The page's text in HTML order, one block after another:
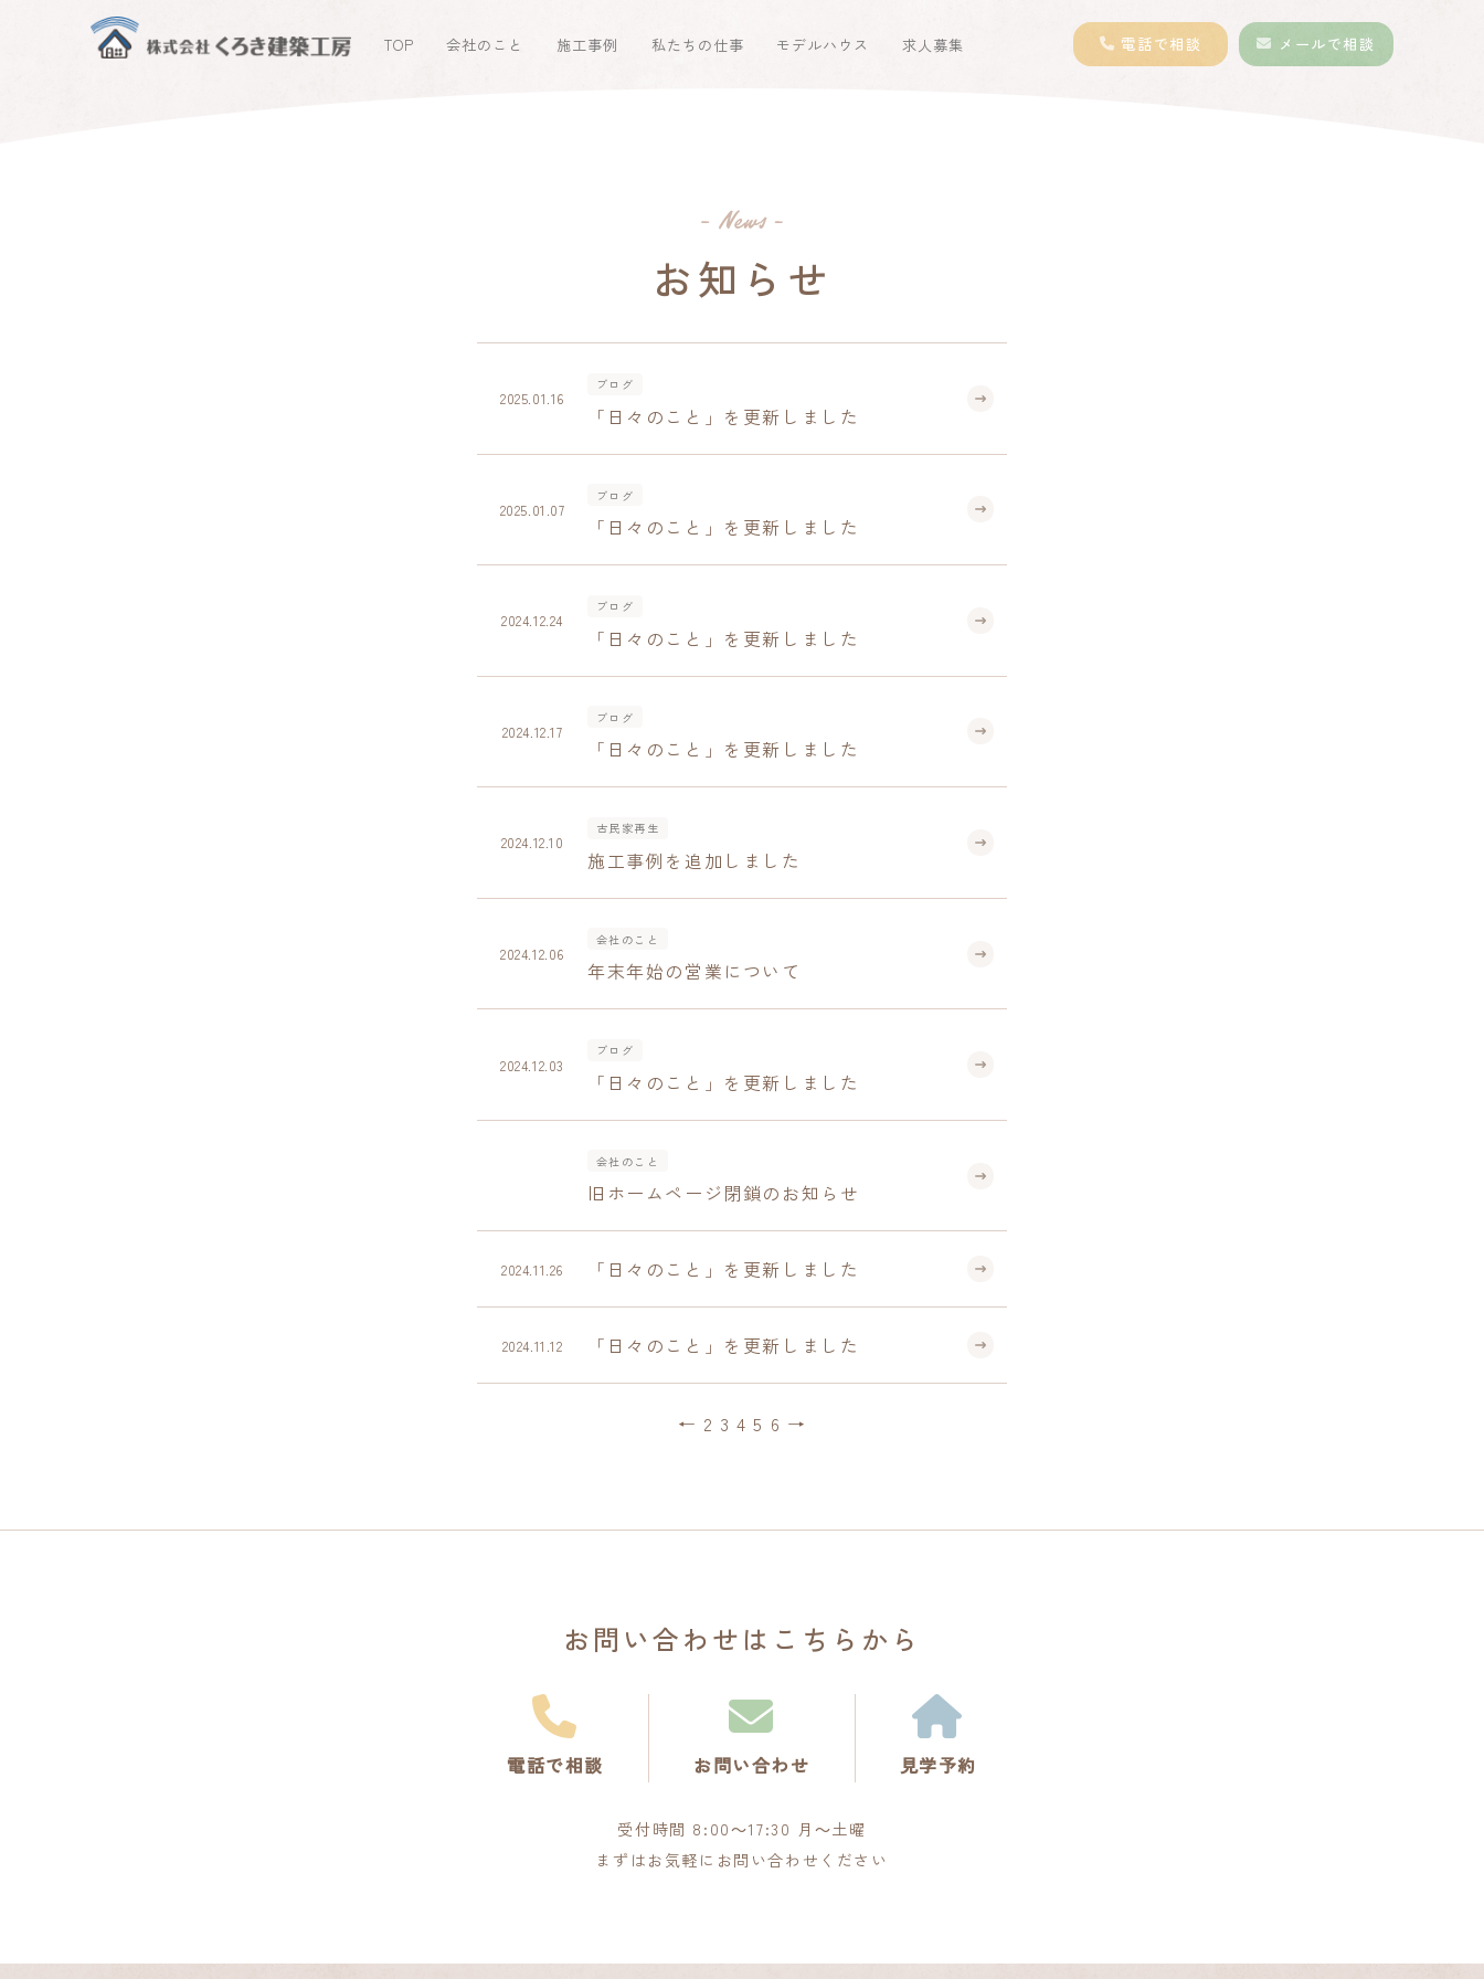
TOP 会社のこと 施工事例 私たちの仕事 モデルハウス 求人募集 電話で相談 メールで相談
お知らせ
2025.01.16
ブログ
「日々のこと」を更新しました
2025.01.07
ブログ
「日々のこと」を更新しました
2024.12.24
ブログ
「日々のこと」を更新しました
2024.12.17
ブログ
「日々のこと」を更新しました
2024.12.10
古民家再生
施工事例を追加しました
2024.12.06
会社のこと
年末年始の営業について
2024.12.03
ブログ
「日々のこと」を更新しました
会社のこと
旧ホームページ閉鎖のお知らせ
2024.11.26 「日々のこと」を更新しました
2024.11.12 「日々のこと」を更新しました
← 2 3 4 5 6 →
お問い合わせは こちらから
電話で相談 お問い合わせ 見学予約
受付時間 8:00～17:30 月～土曜
まずはお気軽にお問い合わせください